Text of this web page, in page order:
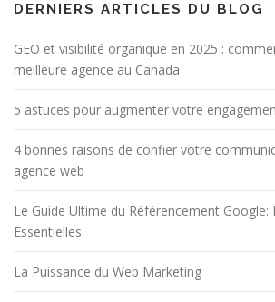
DERNIERS ARTICLES DU BLOG
GEO et visibilité organique en 2025 :
meilleure agence au Canada
5 astuces pour augmenter votre
4 bonnes raisons de confier votre
agence web
Le Guide Ultime du Référencement Google:
Essentielles
La Puissance du Web Marketing